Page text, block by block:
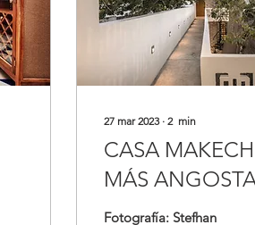
27 mar 2023∙ 2 min
CASA
MÁS
MÉRIDA?
Fotografía: Stefhan